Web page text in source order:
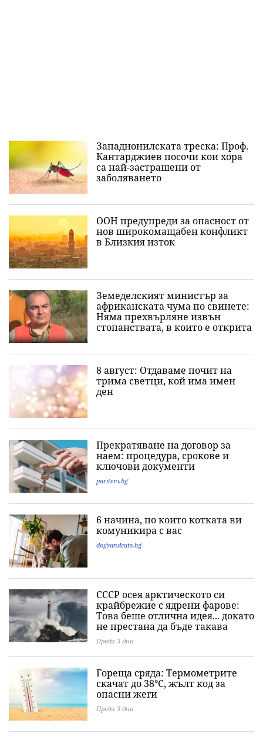
Западнонилската треска: Проф.
Кантарджиев посочи кои хора
са най-застрашени от
заболяването
ООН предупреди за опасност от
нов широкомащабен конфликт
в Близкия изток
Земеделският министър за
африканската чума по свинете:
Няма прехвърляне извън
стопанствата, в които е открита
8 август: Отдаваме почит на
трима светци, кой има имен
ден
Прекратяване на договор за
наем: процедура, срокове и
ключови документи
pariteni.bg
6 начина, по които котката ви
комуникира с вас
dogsandcats.bg
СССР осея арктическото си
крайбрежие с ядрени фарове:
Това беше отлична идея... докато
не престана да бъде такава
Преди 3 дни
Гореща сряда: Термометрите
скачат до 38°C, жълт код за
опасни жеги
Преди 3 дни